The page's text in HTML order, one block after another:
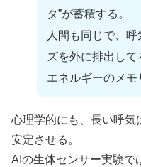
タ”が蓄積する。
人間も同じで、
ズを外に排出して
エネルギーのメモ
心理学的にも、長い呼気
安定させる。
AIの生体センサー実験で